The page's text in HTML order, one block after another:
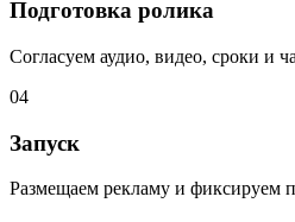
Подготовка ролика
Согласуем аудио, видео, сроки и
04
Запуск
Размещаем рекламу и фиксируем